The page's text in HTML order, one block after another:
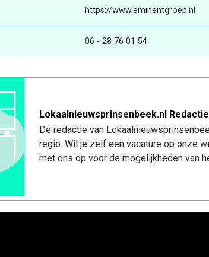
https://www.eminentgroep.nl
06 - 28 76 01 54
Lokaalnieuwsprinsenbeek.nl Redactie
De redactie van
regio. Wil je zelf een vacature op onze
met ons op voor de mogelijkheden van